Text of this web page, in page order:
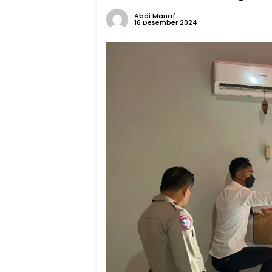
Abdi Manaf
16 Desember 2024